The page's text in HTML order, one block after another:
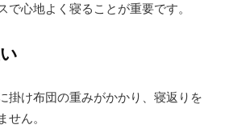
で心地よく寝ることが重要です。
掛け布団の重みがかかり、寝返りを
せん。